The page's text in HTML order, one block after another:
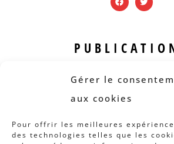
Gérer le
aux cookies
Pour offrir les meilleures
des technologies telles que les
Revue B.I.S.
Rapports et analyses
Articles